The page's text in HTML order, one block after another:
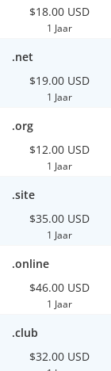
$18.00 USD
1 Jaar
.net
$19.00 USD
1 Jaar
.org
$12.00 USD
1 Jaar
.site
$35.00 USD
1 Jaar
.online
$46.00 USD
1 Jaar
.club
$32.00 USD